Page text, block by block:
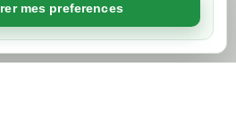
mes preferences